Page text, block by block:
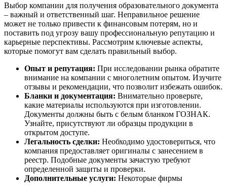
Выбор компании для получения образовательного документа
– важный и ответственный шаг. Неправильное решение
может не только привести к финансовым потерям, но и
поставить под угрозу вашу профессиональную репутацию и
карьерные перспективы. Рассмотрим ключевые аспекты,
которые помогут вам сделать правильный выбор.
Опыт и репутация: При исследовании рынка обратите
внимание на компании с многолетним опытом. Изучите
отзывы и рекомендации, что позволит избежать ошибок.
Бланки и документация: Внимательно проверьте,
какие материалы используются при изготовлении.
Документы должны быть с белым бланком ГОЗНАК.
Узнайте, присутствуют ли образцы продукции в
открытом доступе.
Легальность сделки: Необходимо удостовериться, что
компания предоставляет оригиналы с занесением в
реестр. Подобные документы зачастую требуют
определенной защиты и проверки.
Дополнительные услуги: Некоторые фирмы